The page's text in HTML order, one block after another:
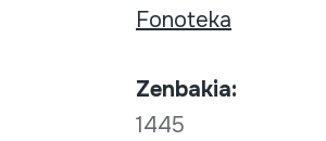
Fonoteka
Zenbakia:
1445